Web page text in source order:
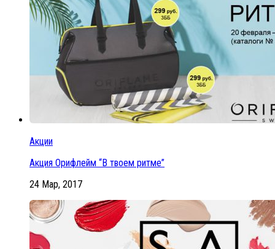
Акции
Акция Орифлейм “В твоем ритме”
24 Мар, 2017